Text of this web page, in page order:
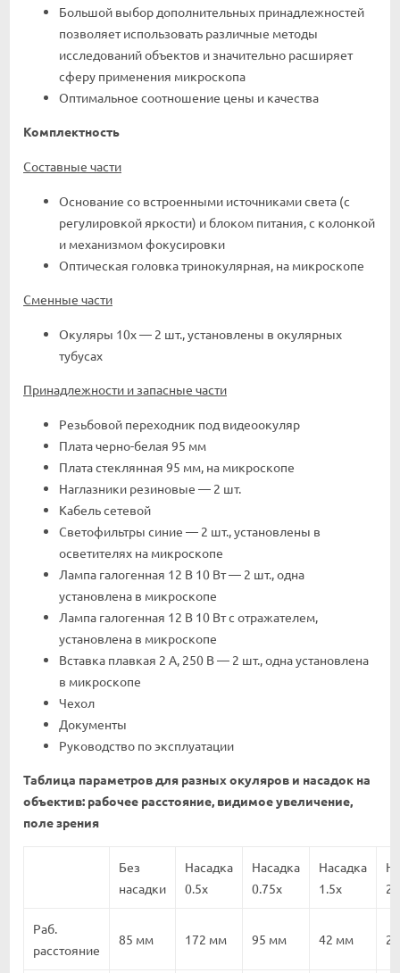
Большой выбор дополнительных принадлежностей
позволяет использовать различные методы
исследований объектов и значительно расширяет
сферу применения микроскопа
Оптимальное соотношение цены и качества
Комплектность
Составные части
Основание со встроенными источниками света (с
регулировкой яркости) и блоком питания, с колонкой
и механизмом фокусировки
Оптическая головка тринокулярная, на микроскопе
Сменные части
Окуляры 10x — 2 шт., установлены в окулярных
тубусах
Принадлежности и запасные части
Резьбовой переходник под видеоокуляр
Плата черно-белая 95 мм
Плата стеклянная 95 мм, на микроскопе
Наглазники резиновые — 2 шт.
Кабель сетевой
Светофильтры синие — 2 шт., установлены в
осветителях на микроскопе
Лампа галогенная 12 В 10 Вт — 2 шт., одна
установлена в микроскопе
Лампа галогенная 12 В 10 Вт с отражателем,
установлена в микроскопе
Вставка плавкая 2 А, 250 В — 2 шт., одна установлена
в микроскопе
Чехол
Документы
Руководство по эксплуатации
Таблица параметров для разных окуляров и насадок на
объектив: рабочее расстояние, видимое увеличение,
поле зрения
Без
насадки
Насадка
0.5x
Насадка
0.75x
Насадка
1.5x
2x
Раб.
расстояние
85 мм 172 мм 95 мм 42 мм